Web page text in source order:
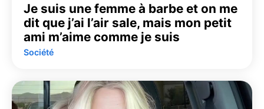
Je suis une femme à barbe et on me
dit que j’ai l’air sale, mais mon petit
ami m’aime comme je suis
Société